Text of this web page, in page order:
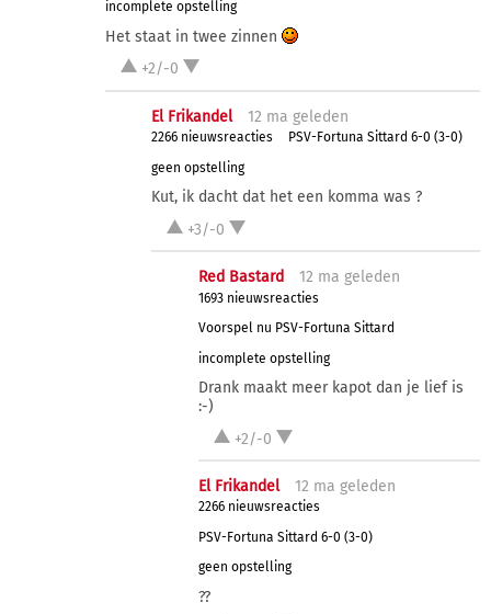
incomplete opstelling
Het staat in twee zinnen
+2/-0
El Frikandel 12 ma geleden
2266 nieuwsreacties
PSV-Fortuna Sittard 6-0 (3-0)
geen opstelling
Kut, ik dacht dat het een komma was ?
+3/-0
Red Bastard 12 ma geleden
1693 nieuwsreacties
Voorspel nu PSV-Fortuna Sittard
incomplete opstelling
Drank maakt meer kapot dan je lief is
:-)
+2/-0
El Frikandel 12 ma geleden
2266 nieuwsreacties
PSV-Fortuna Sittard 6-0 (3-0)
geen opstelling
??